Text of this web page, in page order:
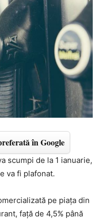
în Google
scumpi de la 1 ianuarie,
va fi plafonat.
pe piaţa din
faţă de 4,5% până